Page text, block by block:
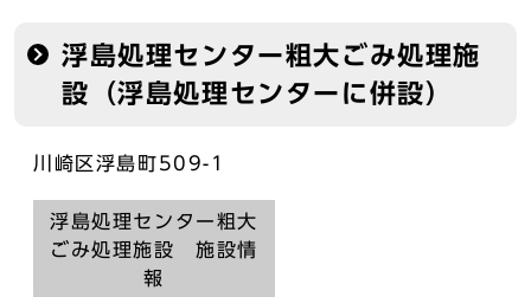
浮島処理センター粗大ごみ処理施
設（浮島処理センターに併設）
川崎区浮島町509-1
浮島処理センター粗大
ごみ処理施設 施設情
報